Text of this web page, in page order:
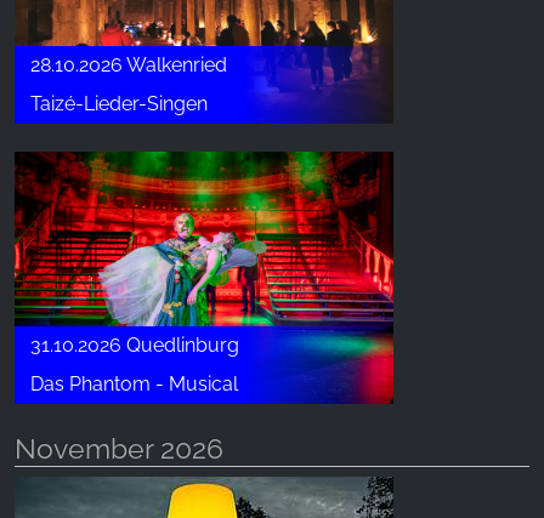
28.10.2026 Walkenried
Taizé-Lieder-Singen
31.10.2026 Quedlinburg
Das Phantom - Musical
November 2026